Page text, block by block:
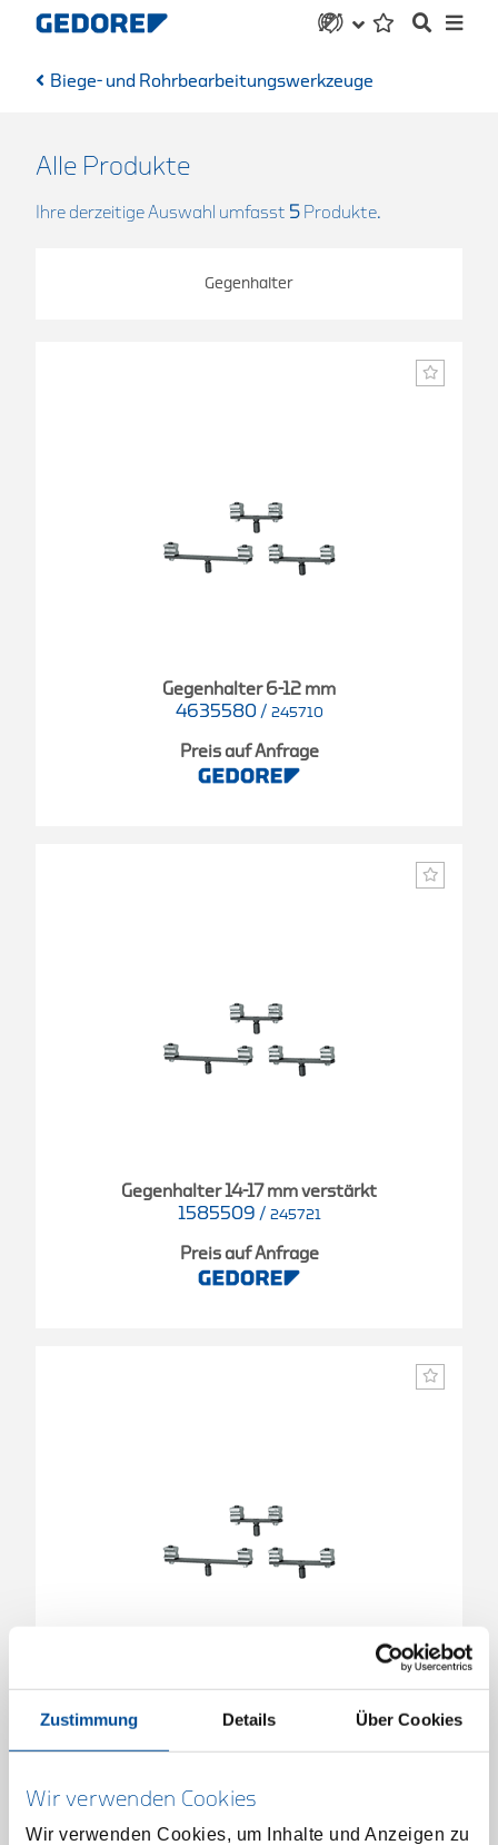
Zustimmung Details Über Cookies
Wir verwenden Cookies
Wir verwenden Cookies, um Inhalte und Anzeigen zu
Biege- und Rohrbearbeitungswerkzeuge
Alle Produkte
Ihre derzeitige Auswahl umfasst 5 Produkte.
Gegenhalter
Gegenhalter 6-12 mm
4635580 / 245710
Preis auf Anfrage
Gegenhalter 14-17 mm verstärkt
1585509 / 245721
Preis auf Anfrage
Gegenhalter 14-17 mm
4635660/ 245720
Preis auf Anfrage